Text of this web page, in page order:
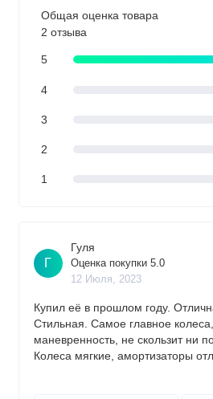
Общая оценка товара
2 отзыва
5
4
3
2
1
Г
Гуля
Оценка покупки 5.0
12 Июля, 2023
Купил её в прошлом году.
Стильная. Самое главное
маневренность, не скользит ни
Колеса мягкие, амортизаторы